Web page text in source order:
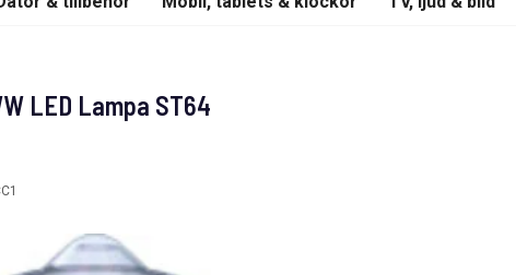
LED Lampa ST64